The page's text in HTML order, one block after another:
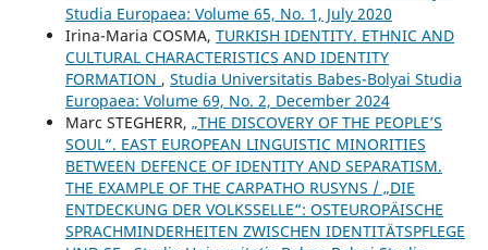
Studia Europaea: Volume 65, No. 1, July 2020
Irina-Maria COSMA, TURKISH IDENTITY. ETHNIC AND
CULTURAL CHARACTERISTICS AND IDENTITY
FORMATION , Studia Universitatis Babes-Bolyai Studia
Europaea: Volume 69, No. 2, December 2024
Marc STEGHERR, „THE DISCOVERY OF THE PEOPLE’S
SOUL“. EAST EUROPEAN LINGUISTIC MINORITIES
BETWEEN DEFENCE OF IDENTITY AND SEPARATISM.
THE EXAMPLE OF THE CARPATHO RUSYNS / „DIE
ENTDECKUNG DER VOLKSSELLE“: OSTEUROPÄISCHE
SPRACHMINDERHEITEN ZWISCHEN IDENTITÄTSPFLEGE